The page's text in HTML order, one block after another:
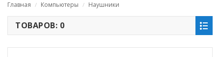
Главная / Компьютеры / Наушники
ТОВАРОВ: 0